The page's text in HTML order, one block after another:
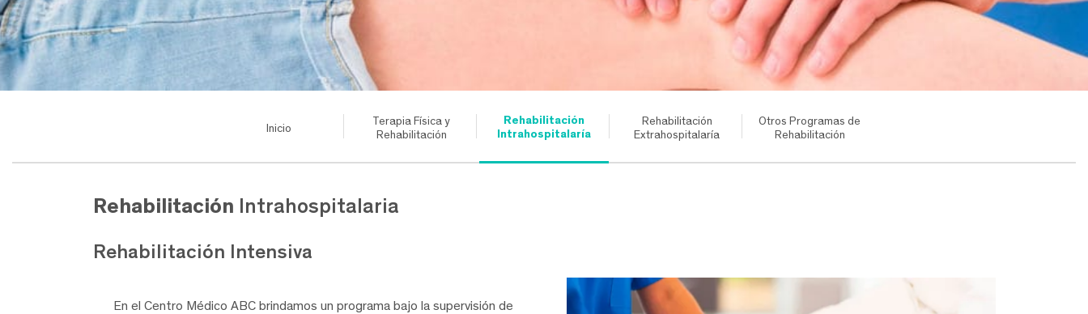
Inicio
Terapia Física y
Rehabilitación
Rehabilitación
Intrahospitalaría
Rehabilitación
Extrahospitalaría
Otros Programas de
Rehabilitación
Rehabilitación Intrahospitalaria
Rehabilitación Intensiva
En el Centro Médico ABC brindamos un programa bajo la supervisión de